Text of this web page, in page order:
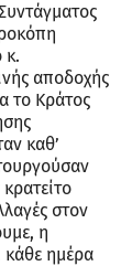
κ.
αποδοχής
το Κράτος
καθ’
στον
η
κάθε ημέρα